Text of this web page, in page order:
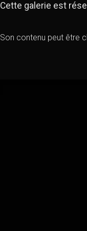
Cette galerie est
Son contenu peut être